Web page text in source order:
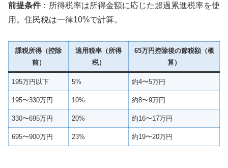
前提条件：所得税率は所得金額に応じた超過累進税率を使
用。住民税は一律10%で計算。
課税所得（控除
前）
適用税率（所得
税）
65万円控除後の節税額（概
算）
195万円以下 5% 約4〜5万円
195〜330万円 10% 約8〜9万円
330〜695万円 20% 約16〜17万円
695〜900万円 23% 約19〜20万円